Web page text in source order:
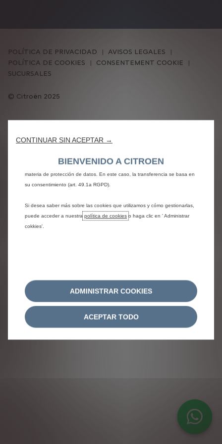
Citroën 2025
POLÍTICA DE PRIVACIDAD
AVISOS LEGALES
POLÍTICA DE COOKIES
CONSENTEMENT COOKIE
SUCURSALES
CONTINUAR SIN ACEPTAR →
BIENVENIDO A CITROEN
Utilizamos cookies para ofrecerle la mejor experiencia en nuestro sitio. Las
pueden ser tratadas por terceros situados en países fuera del Espacio
de adecuación por parte de las autoridades europeas competentes en
materia de protección de datos. En este caso, la transferencia se basa en
su consentimiento (art. 49.1a RGPD).
Si desea saber más sobre las cookies que utilizamos y cómo gestionarlas,
puede acceder a nuestra política de cookies o haga clic en ' Administrar
cokkies'.
ADMINISTRAR COOKIES
ACEPTAR TODO